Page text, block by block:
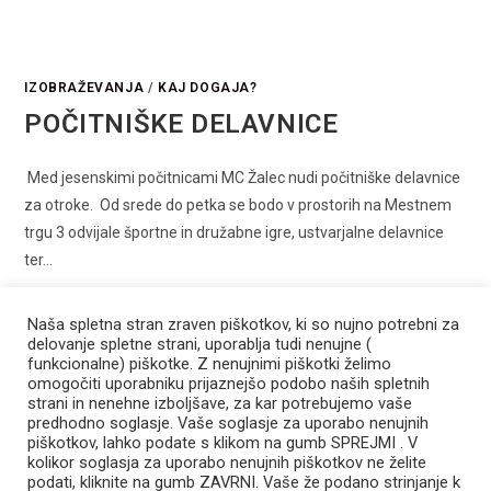
IZOBRAŽEVANJA / KAJ DOGAJA?
POČITNIŠKE DELAVNICE
Med jesenskimi počitnicami MC Žalec nudi počitniške delavnice
za otroke. Od srede do petka se bodo v prostorih na Mestnem
trgu 3 odvijale športne in družabne igre, ustvarjalne delavnice
ter…
0 COMMENTS 17 OKTOBRA, 2022
Mladinski center Žalec
Mestni trg 3, 3310 Žalec
info@mc-zalec.si
Naša spletna stran zraven piškotkov, ki so nujno potrebni za
delovanje spletne strani, uporablja tudi nenujne (
funkcionalne) piškotke. Z nenujnimi piškotki želimo
omogočiti uporabniku prijaznejšo podobo naših spletnih
strani in nenehne izboljšave, za kar potrebujemo vaše
predhodno soglasje. Vaše soglasje za uporabo nenujnih
piškotkov, lahko podate s klikom na gumb SPREJMI . V
kolikor soglasja za uporabo nenujnih piškotkov ne želite
podati, kliknite na gumb ZAVRNI. Vaše že podano strinjanje k